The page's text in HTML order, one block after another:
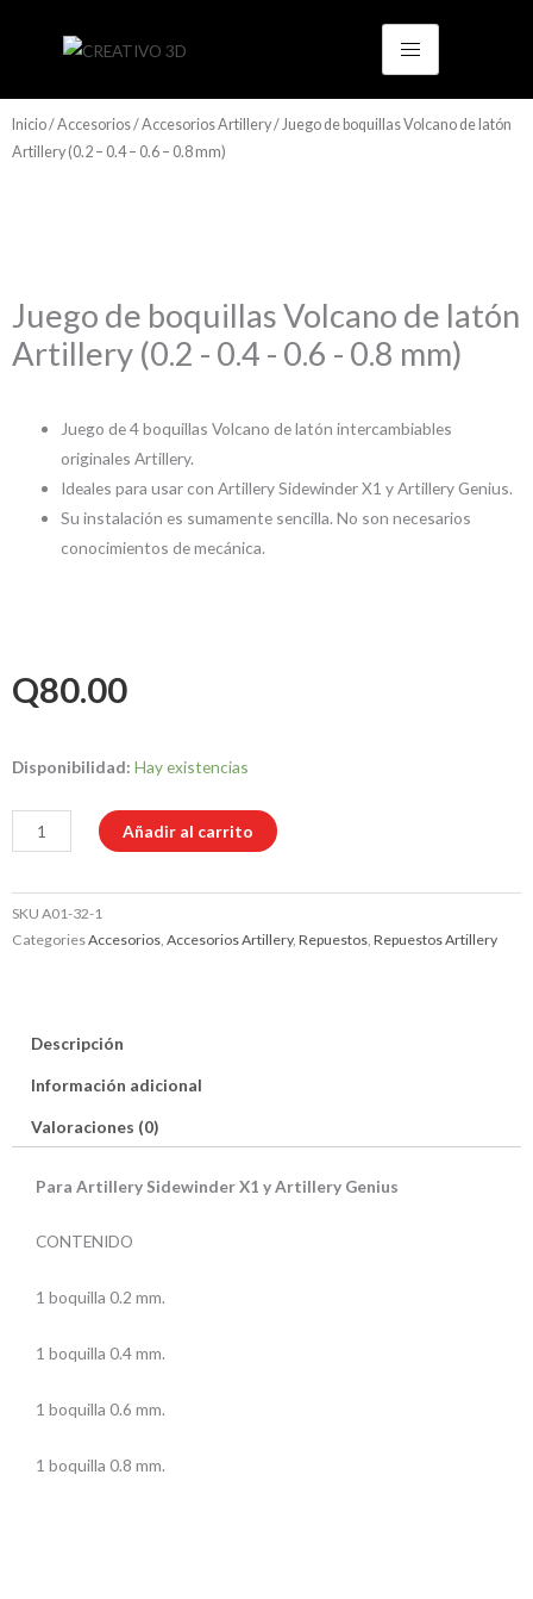
Inicio/Accesorios/Accesorios Artillery/ Juego de boquillas Volcano de latón
Artillery (0.2 – 0.4 – 0.6 – 0.8 mm)
Juego de boquillas Volcano de latón
Artillery (0.2 - 0.4 - 0.6 - 0.8 mm)
Juego de 4 boquillas Volcano de latón intercambiables
originales Artillery.
Ideales para usar con Artillery Sidewinder X1 y Artillery Genius.
Su instalación es sumamente sencilla. No son necesarios
conocimientos de mecánica.
Q80.00
Disponibilidad: Hay existencias
Juego
boquillas
Volcano
latón
Artillery
0.4
0.6
0.8
mm)
Añadir al carrito
SKU A01-32-1
CategoriesAccesorios Accesorios Artillery, Repuestos Repuestos Artillery
Descripción
Información adicional
Valoraciones (0)
Para Artillery Sidewinder X1 y Artillery Genius
CONTENIDO
1 boquilla 0.2 mm.
1 boquilla 0.4 mm.
1 boquilla 0.6 mm.
1 boquilla 0.8 mm.